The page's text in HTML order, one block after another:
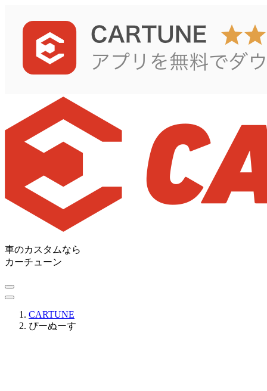
車のカスタムなら
カーチューン
CARTUNE
ぴーぬーす